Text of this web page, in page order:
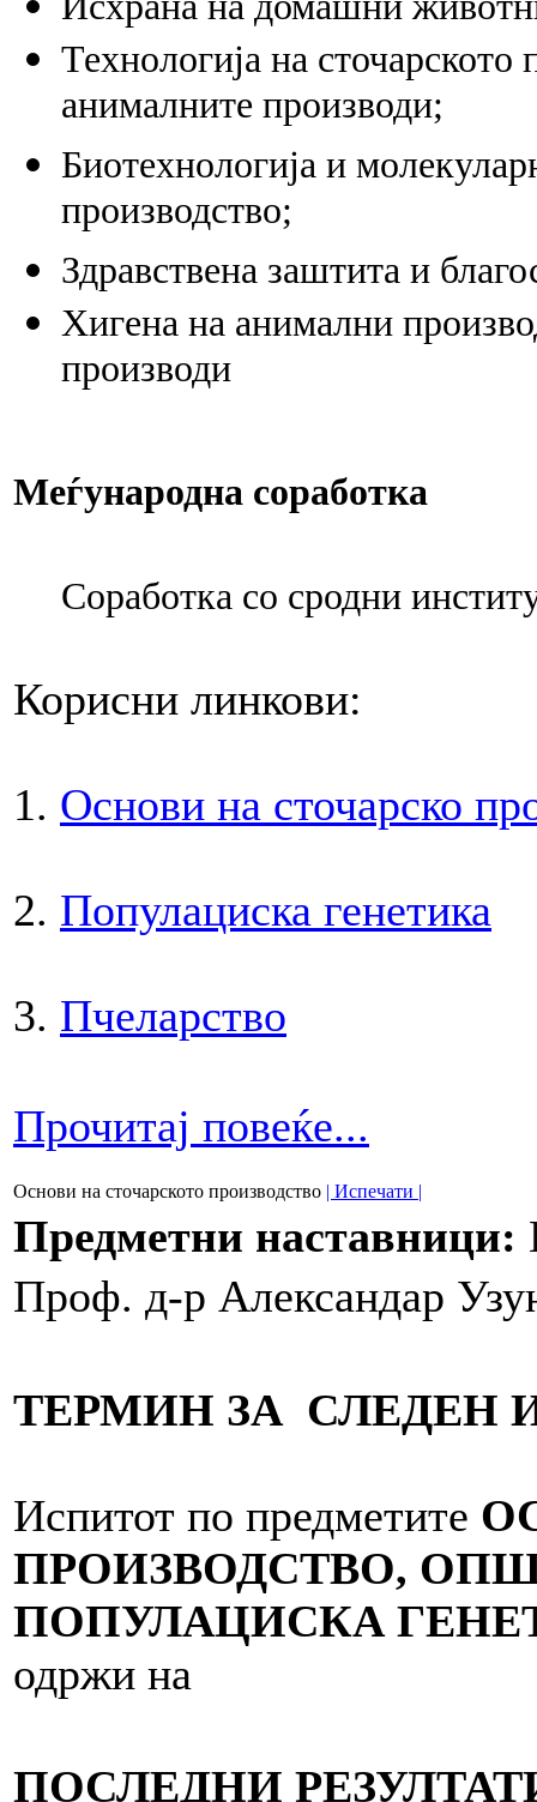
Технологија на
анималните производи;
Биотехнологија и
производство;
Здравствена заштита и
Хигена на анимални
производи
Меѓународна соработка
Соработка со сродни
Корисни линкови:
1. Основи на сточарско
2. Популациска генетика
3. Пчеларство
Прочитај повеќе...
Основи на сточарското производство | Испечати |
Предметни наставници:
Проф. д-р Александар
ТЕРМИН ЗА СЛЕДЕН
Испитот по предметите
ПРОИЗВОДСТВО,
ПОПУЛАЦИСКА
одржи на
ПОСЛЕДНИ